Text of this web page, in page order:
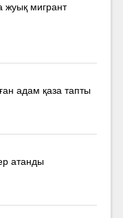
жуық мигрант
адам қаза тапты
атанды